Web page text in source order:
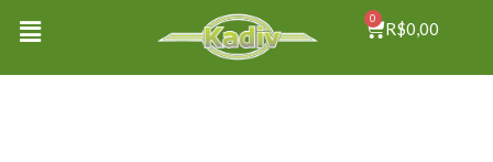
R$0,00
0